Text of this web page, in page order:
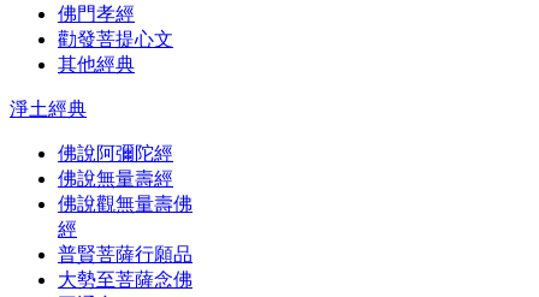
佛門孝經
勸發菩提心文
其他經典
淨土經典
佛說阿彌陀經
佛說無量壽經
佛說觀無量壽佛
經
普賢菩薩行願品
大勢至菩薩念佛